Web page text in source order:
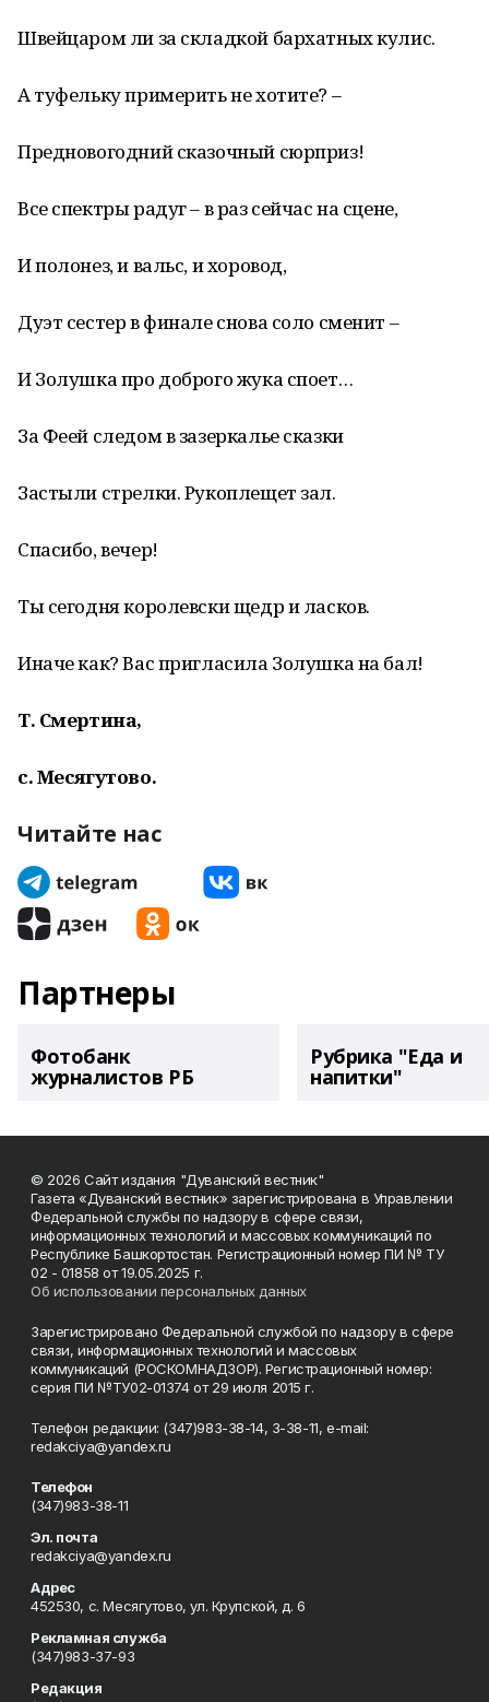
Швейцаром ли за складкой бархатных кулис.
А туфельку примерить не хотите? –
Предновогодний сказочный сюрприз!
Все спектры радуг – в раз сейчас на сцене,
И полонез, и вальс, и хоровод,
Дуэт сестер в финале снова соло сменит –
И Золушка про доброго жука споет…
За Феей следом в зазеркалье сказки
Застыли стрелки. Рукоплещет зал.
Спасибо, вечер!
Ты сегодня королевски щедр и ласков.
Иначе как? Вас пригласила Золушка на бал!
Т. Смертина,
с. Месягутово.
Читайте нас
Партнеры
Фотобанк
журналистов РБ
Рубрика "Еда и
напитки"
© 2026 Сайт издания "Дуванский вестник"
Газета «Дуванский вестник» зарегистрирована в Управлении
Федеральной службы по надзору в сфере связи,
информационных технологий и массовых коммуникаций по
Республике Башкортостан. Регистрационный номер ПИ № ТУ
02 - 01858 от 19.05.2025 г.
Об использовании персональных данных
Зарегистрировано Федеральной службой по надзору в сфере
связи, информационных технологий и массовых
коммуникаций (РОСКОМНАДЗОР). Регистрационный номер:
серия ПИ №ТУ02-01374 от 29 июля 2015 г.
Телефон редакции: (347)983-38-14, 3-38-11, e-mail:
redakciya@yandex.ru
Телефон
(347)983-38-11
Эл. почта
redakciya@yandex.ru
Адрес
452530, с. Месягутово, ул. Крупской, д. 6
Рекламная служба
(347)983-37-93
Редакция